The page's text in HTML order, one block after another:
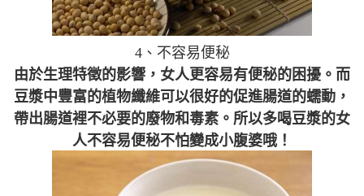
4、不容易便秘
由於生理特徵的影響，女人更容易有便秘的困擾。而
豆漿中豐富的植物纖維可以很好的促進腸道的蠕動，
帶出腸道裡不必要的廢物和毒素。所以多喝豆漿的女
人不容易便秘不怕變成小腹婆哦！